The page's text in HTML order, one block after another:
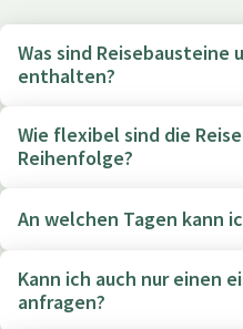
Was sind Reisebausteine
enthalten?
Wie flexibel sind die
Reihenfolge?
An welchen Tagen kann
Kann ich auch nur einen
anfragen?